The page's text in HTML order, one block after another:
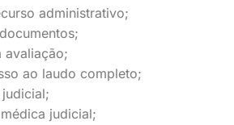
administrativo;
avaliação;
ao laudo completo;
judicial;